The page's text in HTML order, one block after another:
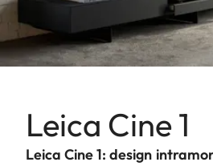
Leica Cine 1
Leica Cine 1: design